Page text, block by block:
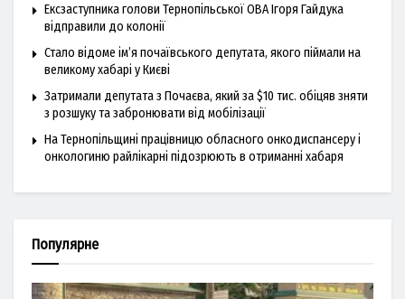
Ексзаступника голови Тернопільської ОВА Ігоря Гайдука
відправили до колонії
Стало відоме ім’я почаївського депутата, якого піймали на
великому хабарі у Києві
Затримали депутата з Почаєва, який за $10 тис. обіцяв зняти
з розшуку та забронювати від мобілізації
На Тернопільщині працівницю обласного онкодиспансеру і
онкологиню райлікарні підозрюють в отриманні хабаря
Популярне